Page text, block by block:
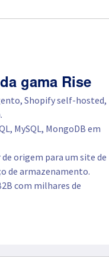
gama Rise
Shopify self-hosted,
MySQL, MongoDB em
origem para um site de
de armazenamento.
com milhares de